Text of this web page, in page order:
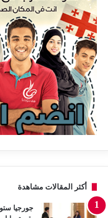
أكثر المقالات مشاهدة
جورجيا